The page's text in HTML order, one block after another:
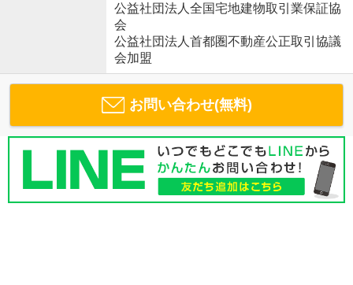
公益社団法人全国宅地建物取引業保証協
会
公益社団法人首都圏不動産公正取引協議
会加盟
お問い合わせ(無料)